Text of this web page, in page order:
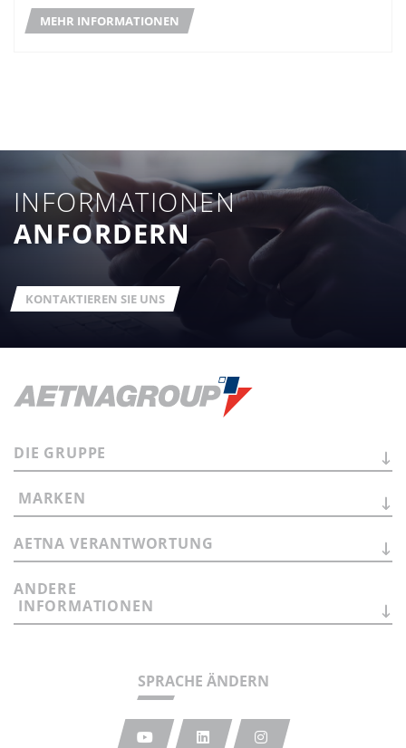
MEHR INFORMATIONEN
INFORMATIONEN
ANFORDERN
KONTAKTIEREN SIE UNS
SPRACHE ÄNDERN
DIE GRUPPE
MARKEN
AETNA VERANTWORTUNG
ANDERE
INFORMATIONEN